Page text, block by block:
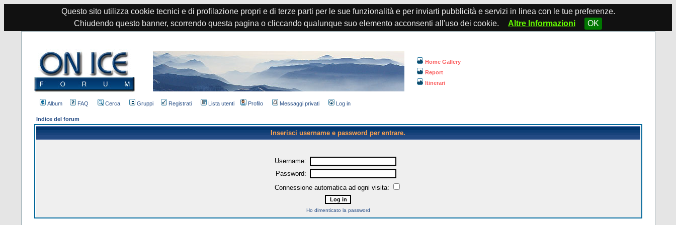
Questo sito utilizza cookie tecnici e di profilazione propri e di terze parti per le sue funzionalità e per inviarti pubblicità e servizi in linea con le tue preferenze.
Chiudendo questo banner, scorrendo questa pagina o cliccando qualunque suo elemento acconsenti all'uso dei cookie.
Altre Informazioni OK
Home Gallery
Report
Itinerari
Album FAQ Cerca Gruppi Registrati Lista utenti Profilo Messaggi privati Log in
Indice del forum
Inserisci username e password per entrare.
Username:
Password:
Connessione automatica ad ogni visita:
Ho dimenticato la password